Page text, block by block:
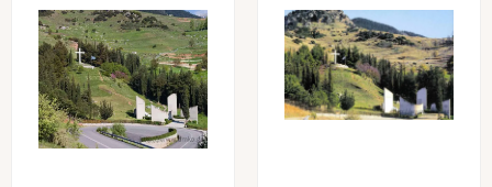
Image Image